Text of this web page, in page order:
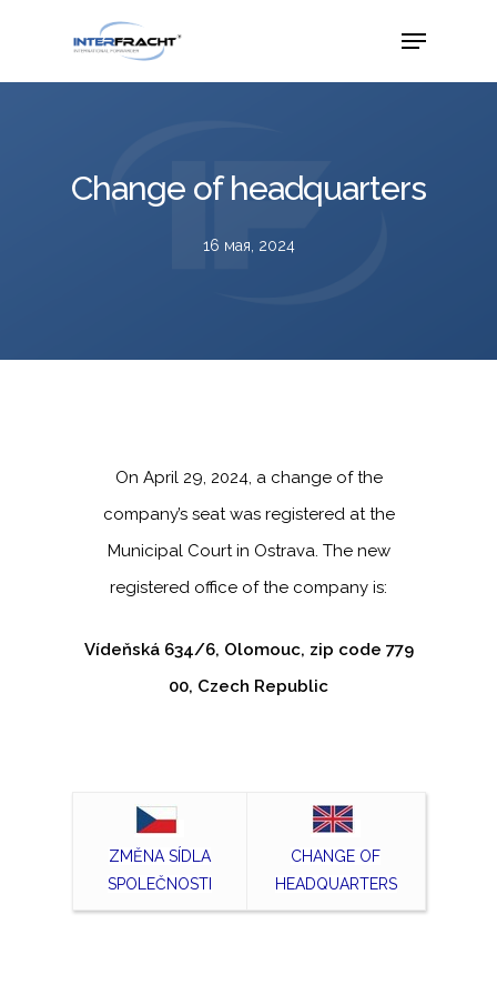
Change of headquarters
16 мая, 2024
On April 29, 2024, a change of the
company’s seat was registered at the
Municipal Court in Ostrava. The new
registered office of the company is:
Vídeňská 634/6, Olomouc, zip code 779
00, Czech Republic
ZMĚNA SÍDLA
SPOLEČNOSTI
CHANGE OF
HEADQUARTERS